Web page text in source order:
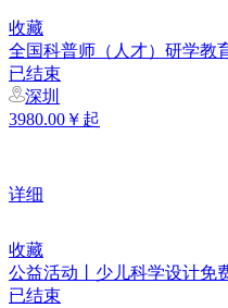
收藏
全国科普师（人才）研学教
已结束
深圳
3980.00￥起
详细
收藏
公益活动丨少儿科学设计免
已结束